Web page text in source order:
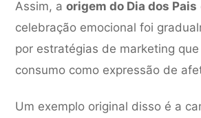
Assim, aorigem do Dia dos Pais
celebração emocional foi
por estratégias de marketing
consumo como expressão de
Um exemplo original disso é a